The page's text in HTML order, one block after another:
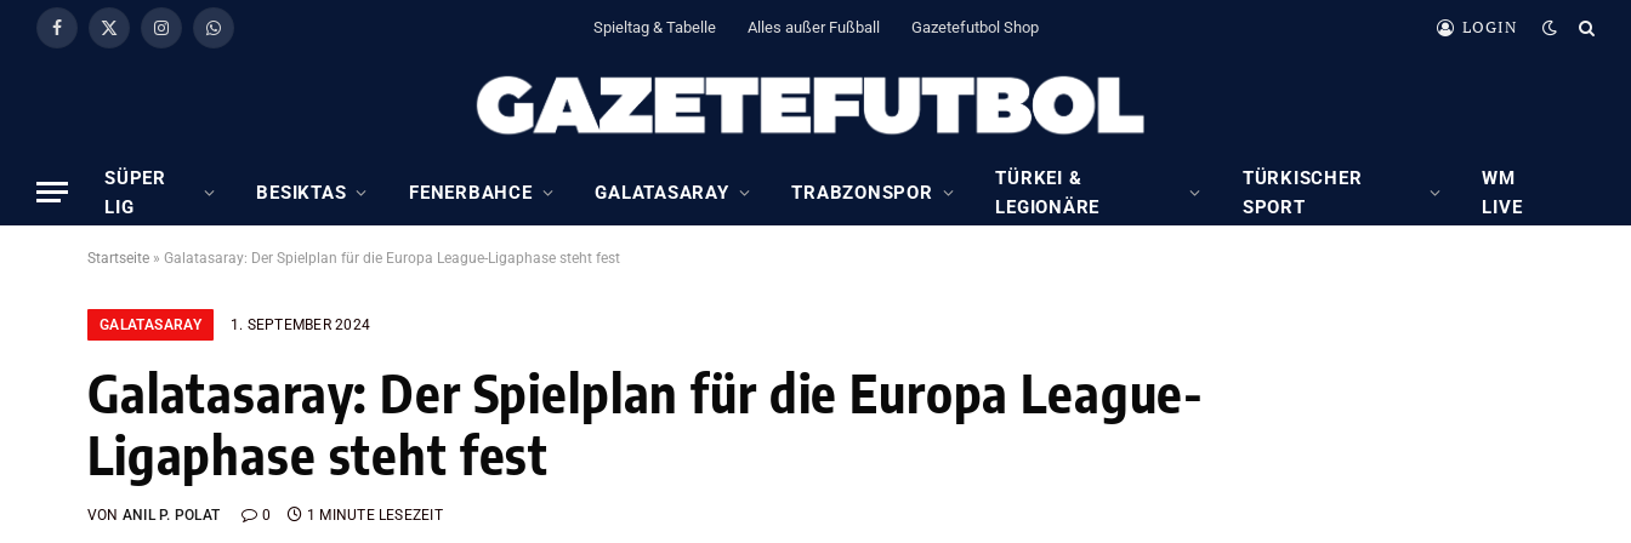
Facebook
X
InstagramWhatsApp Spieltag & Tabelle Alles außer Fußball Gazetefutbol Shop LOGIN
SÜPER
LIG
BESIKTAS FENERBAHCE GALATASARAY TRABZONSPOR
TÜRKEI &
LEGIONÄRE
TÜRKISCHER
SPORT
WM
LIVE
Startseite » Galatasaray: Der Spielplan für die Europa League-Ligaphase steht fest
GALATASARAY 1. SEPTEMBER 2024
Galatasaray: Der Spielplan für die Europa League-
Ligaphase steht fest
VON ANIL P. POLAT 0 1 MINUTE LESEZEIT